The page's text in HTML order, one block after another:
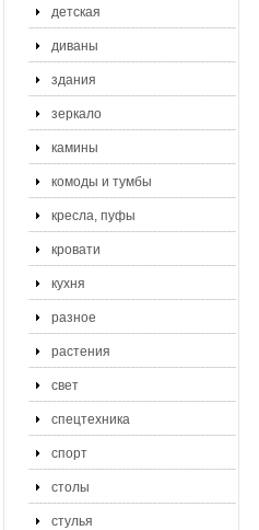
детская
диваны
здания
зеркало
камины
комоды и тумбы
кресла, пуфы
кровати
кухня
разное
растения
свет
спецтехника
спорт
столы
стулья